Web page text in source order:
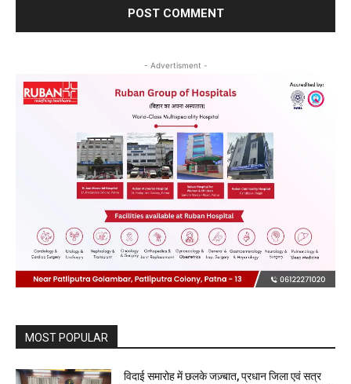
- Advertisment -
MOST POPULAR
विदाई समारोह में छलके जज़्बात, प्रधान जिला एवं सत्र